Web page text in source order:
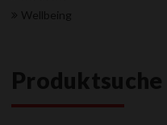
Wellbeing
Produktsuche